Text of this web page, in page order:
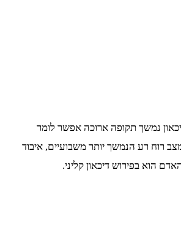
נמשך תקופה ארוכה אפשר לומר
מצב רוח רע הנמשך יותר משבועיים, איבוד
הוא בפירוש דיכאון קליני.